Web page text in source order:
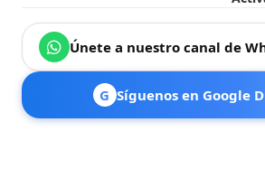
Únete a nuestro canal de
G Síguenos en Google